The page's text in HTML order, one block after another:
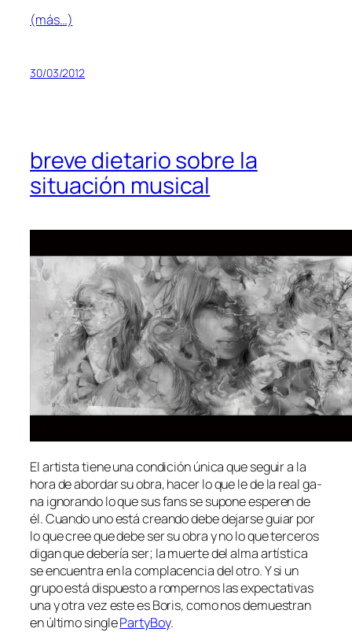
(más…)
30/03/2012
breve dietario sobre la
situación musical
El ar­tis­ta tie­ne una con­di­ción úni­ca que se­guir a la
ho­ra de abor­dar su obra, ha­cer lo que le de la real ga­
na ig­no­ran­do lo que sus fans se su­po­ne es­pe­ren de
él. Cuando uno es­tá crean­do de­be de­jar­se guiar por
lo que cree que de­be ser su obra y no lo que ter­ce­ros
di­gan que de­be­ría ser; la muer­te del al­ma ar­tís­ti­ca
se en­cuen­tra en la com­pla­cen­cia del otro. Y si un
gru­po es­tá dis­pues­to a rom­per­nos las ex­pec­ta­ti­vas
una y otra vez es­te es Boris, co­mo nos de­mues­tran
en úl­ti­mo sin­glePartyBoy.